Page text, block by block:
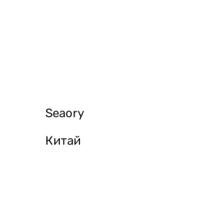
Seaory
Китай